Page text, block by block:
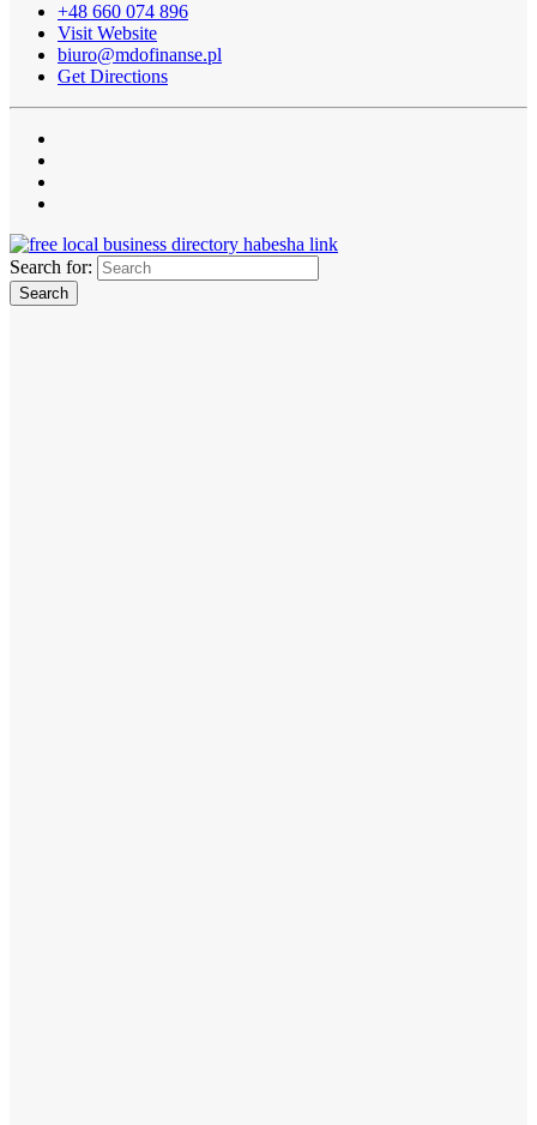
+48 660 074 896
Visit Website
biuro@mdofinanse.pl
Get Directions
Search for: